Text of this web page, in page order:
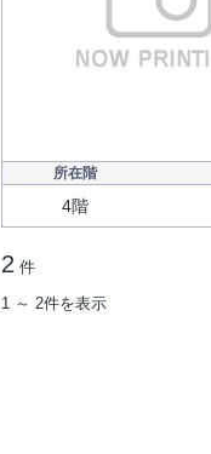
所在階
4階
2 件
1 ～ 2件を表示